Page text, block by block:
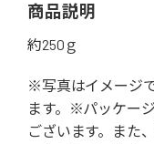
商品説明
約250ｇ
※写真はイメージ
ます。※パッケー
ございます。また